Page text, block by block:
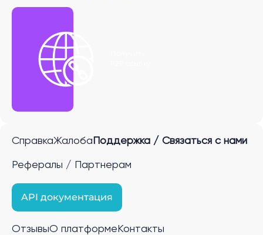
СправкаЖалоба Поддержка / Связаться с нами
Рефералы / Партнерам
API документация
ОтзывыО платформе Контакты